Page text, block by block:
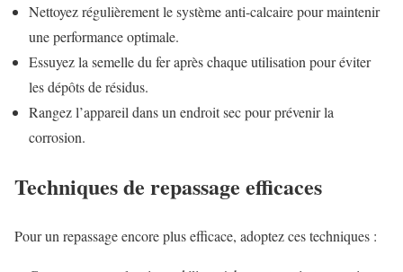
Nettoyez régulièrement le système anti-calcaire pour maintenir
une performance optimale.
Essuyez la semelle du fer après chaque utilisation pour éviter
les dépôts de résidus.
Rangez l’appareil dans un endroit sec pour prévenir la
corrosion.
Techniques de repassage efficaces
Pour un repassage encore plus efficace, adoptez ces techniques :